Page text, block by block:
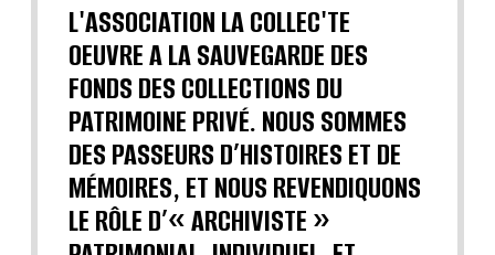
L'ASSOCIATION LA COLLEC'TE
OEUVRE A LA SAUVEGARDE DES
FONDS DES COLLECTIONS DU
PATRIMOINE PRIVÉ. NOUS SOMMES
DES PASSEURS D’HISTOIRES ET DE
MÉMOIRES, ET NOUS REVENDIQUONS
LE RÔLE D’« ARCHIVISTE »